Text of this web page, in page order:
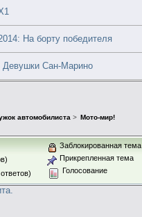
На борту победителя
Девушки Сан-Марино
автомобилиста> Мото-мир!
Заблокированная тема
Прикрепленная тема
Голосование